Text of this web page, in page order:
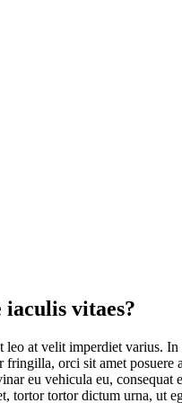
vitaes?
at velit imperdiet varius.
orci sit amet
eu vehicula eu,
tortor tortor dictum urna,